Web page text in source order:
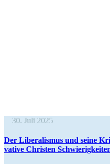
30. Juli 2025
Der Libera­lismus und seine
vative Christen